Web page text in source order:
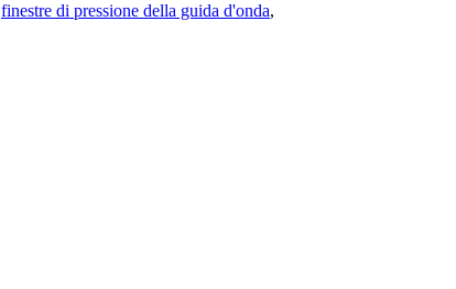
finestre di pressione della guida d'onda,